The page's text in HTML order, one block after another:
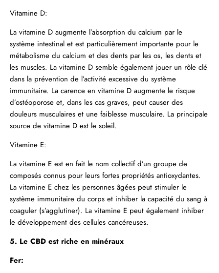
Vitamine D:
La vitamine D augmente l’absorption du calcium par le
système intestinal et est particulièrement importante pour le
métabolisme du calcium et des dents par les os, les dents et
les muscles. La vitamine D semble également jouer un rôle clé
dans la prévention de l’activité excessive du système
immunitaire. La carence en vitamine D augmente le risque
d’ostéoporose et, dans les cas graves, peut causer des
douleurs musculaires et une faiblesse musculaire. La principale
source de vitamine D est le soleil.
Vitamine E:
La vitamine E est en fait le nom collectif d’un groupe de
composés connus pour leurs fortes propriétés antioxydantes.
La vitamine E chez les personnes âgées peut stimuler le
système immunitaire du corps et inhiber la capacité du sang à
coaguler (s’agglutiner). La vitamine E peut également inhiber
le développement des cellules cancéreuses.
5. Le CBD est riche en minéraux
Fer: